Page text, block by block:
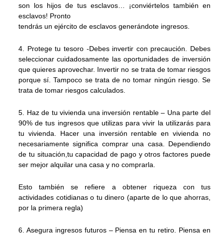
son los hijos de tus esclavos… ¡conviértelos también en
esclavos! Pronto
tendrás un ejército de esclavos generándote ingresos.
4. Protege tu tesoro -Debes invertir con precaución. Debes
seleccionar cuidadosamente las oportunidades de inversión
que quieres aprovechar. Invertir no se trata de tomar riesgos
porque sí. Tampoco se trata de no tomar ningún riesgo. Se
trata de tomar riesgos calculados.
5. Haz de tu vivienda una inversión rentable – Una parte del
90% de tus ingresos que utilizas para vivir la utilizarás para
tu vivienda. Hacer una inversión rentable en vivienda no
necesariamente significa comprar una casa. Dependiendo
de tu situación,tu capacidad de pago y otros factores puede
ser mejor alquilar una casa y no comprarla.
Esto también se refiere a obtener riqueza con tus
actividades cotidianas o tu dinero (aparte de lo que ahorras,
por la primera regla)
6. Asegura ingresos futuros – Piensa en tu retiro. Piensa en